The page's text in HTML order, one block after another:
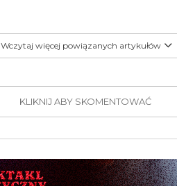
Wczytaj więcej powiązanych artykułów
KLIKNIJ ABY SKOMENTOWAĆ